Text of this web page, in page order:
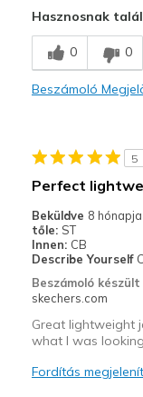
Breathe Well
Comfortable
Legjobb
Going Out
Travel
Width
Sizing
Hasznosnak
0 0
Beszámoló
5
Perfect
Beküldve 8 hónapja
tőle: ST
Innen: CB
Describe Yourself
Beszámoló
skechers.com
Great lightweight
what I was
Fordítás